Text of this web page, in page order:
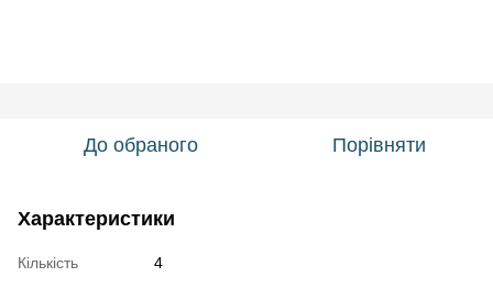
До обраного Порівняти
Характеристики
Кількість 4